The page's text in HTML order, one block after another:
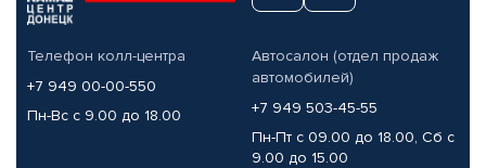
Телефон колл-центра
+7 949 00-00-550
Пн-Вс с 9.00 до 18.00
Автосалон (отдел продаж
автомобилей)
+7 949 503-45-55
Пн-Пт с 09.00 до 18.00, Сб с
9.00 до 15.00